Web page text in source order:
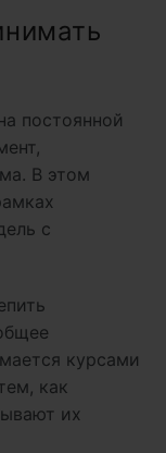
постоянной
В этом
с
курсами
как
их